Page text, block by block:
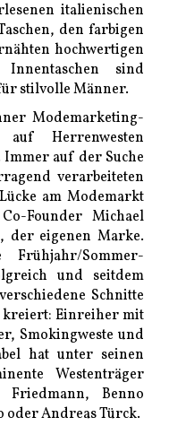
italienischen
den farbigen
hochwertigen
sind
stilvolle Männer.
Modemarketing-
Herrenwesten
auf der Suche
verarbeiteten
am Modemarkt
Founder Michael
der eigenen Marke.
Sommer-
und seitdem
Schnitte
kreiert: Einreiher mit
Smokingweste und
hat unter seinen
Westenträger
Benno
oder Andreas Türck.